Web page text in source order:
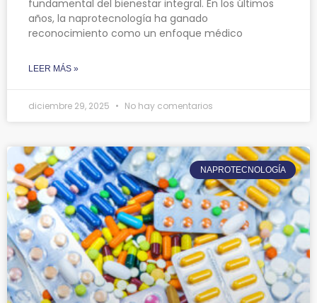
fundamental del bienestar integral. En los últimos
años, la naprotecnología ha ganado
reconocimiento como un enfoque médico
LEER MÁS »
diciembre 29, 2025 No hay comentarios
NAPROTECNOLOGÍA